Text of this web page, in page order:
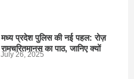
मध्य प्रदेश पुलिस की नई पहल: रोज़
रामचरितमानस का पाठ, जानिए क्यों
July 26, 2025